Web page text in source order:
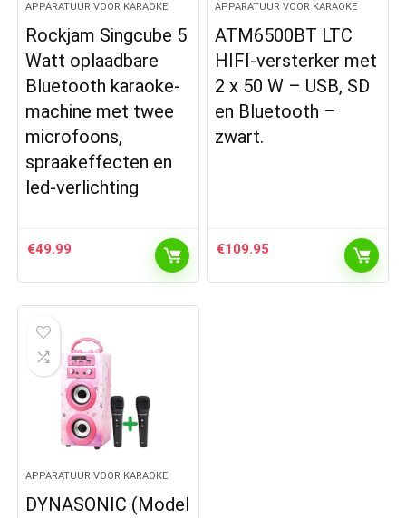
APPARATUUR VOOR KARAOKE
Rockjam Singcube 5
Watt oplaadbare
Bluetooth karaoke-
machine met twee
microfoons,
spraakeffecten en
led-verlichting
€49.99
APPARATUUR VOOR KARAOKE
ATM6500BT LTC
HIFI-versterker met
2 x 50 W – USB, SD
en Bluetooth –
zwart.
€109.95
APPARATUUR VOOR KARAOKE
DYNASONIC (Model